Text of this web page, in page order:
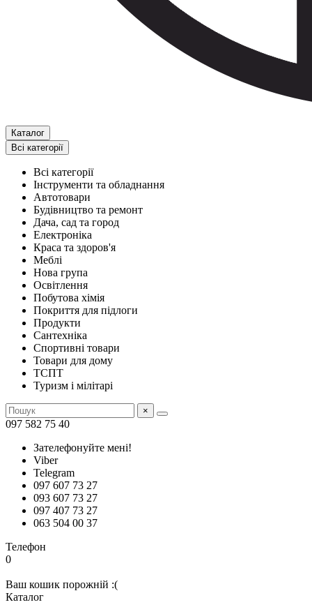
Каталог
Всі категорії
Всі категорії
Інструменти та обладнання
Автотовари
Будівництво та ремонт
Дача, сад та город
Електроніка
Краса та здоров'я
Меблі
Нова група
Освітлення
Побутова хімія
Покриття для підлоги
Продукти
Сантехніка
Спортивні товари
Товари для дому
ТСПТ
Туризм і мілітарі
×
097 582 75 40
Зателефонуйте мені!
Viber
Telegram
097 607 73 27
093 607 73 27
097 407 73 27
063 504 00 37
Телефон
0
Ваш кошик порожній :(
Каталог